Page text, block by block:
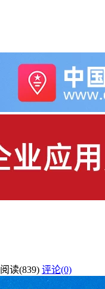
阅读(839) 评论(0)